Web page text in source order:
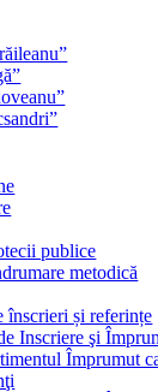
publice
metodică
înscrieri și referințe
Inscriere şi
Împrumut